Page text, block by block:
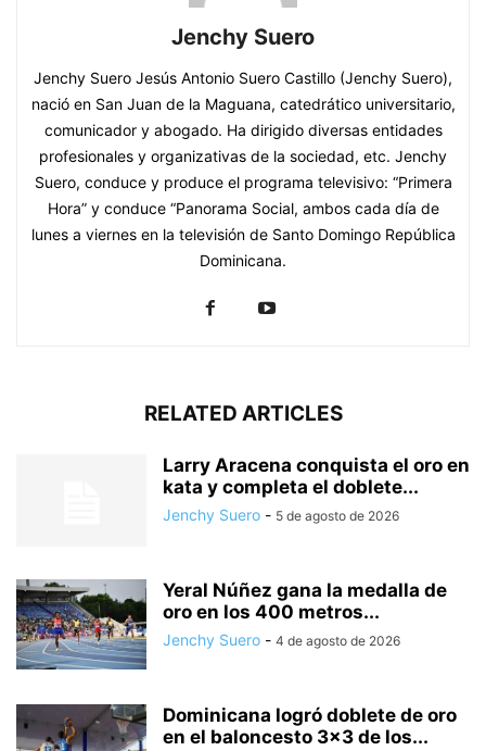
Jenchy Suero
Jenchy Suero Jesús Antonio Suero Castillo (Jenchy Suero),
nació en San Juan de la Maguana, catedrático universitario,
comunicador y abogado. Ha dirigido diversas entidades
profesionales y organizativas de la sociedad, etc. Jenchy
Suero, conduce y produce el programa televisivo: “Primera
Hora” y conduce “Panorama Social, ambos cada día de
lunes a viernes en la televisión de Santo Domingo República
Dominicana.
RELATED ARTICLES
Larry Aracena conquista el oro en
kata y completa el doblete...
Jenchy Suero - 5 de agosto de 2026
Yeral Núñez gana la medalla de
oro en los 400 metros...
Jenchy Suero - 4 de agosto de 2026
Dominicana logró doblete de oro
en el baloncesto 3×3 de los...